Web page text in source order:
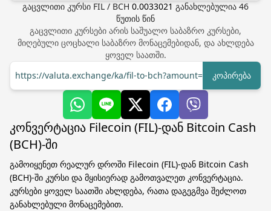
გაცვლითი კურსი FIL / BCH 0.0033021 განახლებულია 46
წუთის წინ
გაცვლითი კურსები არის საშუალო საბაზრო კურსები,
მიღებული ცოცხალი საბაზრო მონაცემებიდან, და ახლდება
ყოველ საათში.
https://valuta.exchange/ka/fil-to-bch?amount=1
კოპირება
კონვერტაცია Filecoin (FIL)-დან Bitcoin Cash
(BCH)-ში
გამოიყენეთ რეალურ დროში Filecoin (FIL)-დან Bitcoin Cash
(BCH)-ში კურსი და მყისიერად გამოთვალეთ კონვერტაცია.
კურსები ყოველ საათში ახლდება, რათა დაგეგმვა შეძლოთ
განახლებული მონაცემებით.